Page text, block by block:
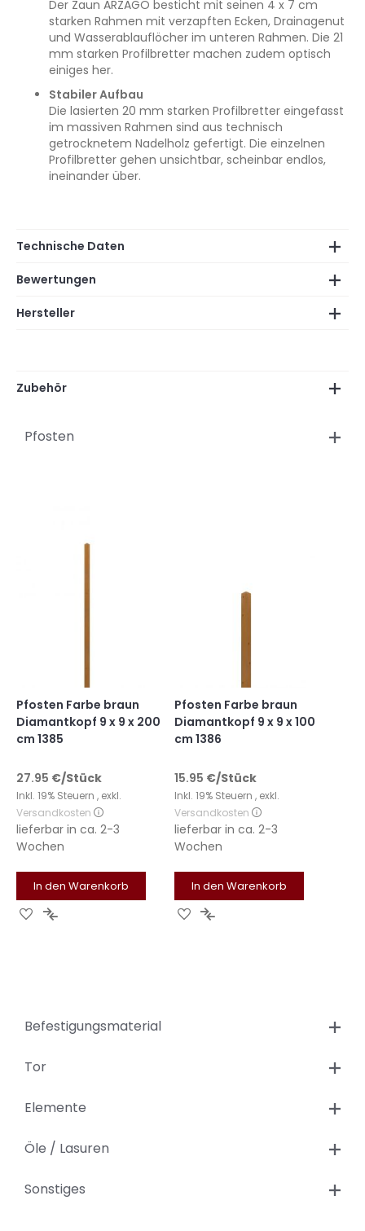
Der Zaun ARZAGO besticht mit seinen 4 x 7 cm
starken Rahmen mit verzapften Ecken, Drainagenut
und Wasserablauflöcher im unteren Rahmen. Die 21
mm starken Profilbretter machen zudem optisch
einiges her.
Stabiler Aufbau
Die lasierten 20 mm starken Profilbretter eingefasst
im massiven Rahmen sind aus technisch
getrocknetem Nadelholz gefertigt. Die einzelnen
Profilbretter gehen unsichtbar, scheinbar endlos,
ineinander über.
Technische Daten
Bewertungen
Hersteller
Zubehör
Pfosten
Pfosten Farbe braun
Diamantkopf 9 x 9 x 200
cm 1385
27.95 €/Stück
Inkl. 19% Steuern , exkl.
Versandkosten
lieferbar in ca. 2-3
Wochen
In den Warenkorb
Zur Zur
Pfosten Farbe braun
Diamantkopf 9 x 9 x 100
cm 1386
15.95 €/Stück
Inkl. 19% Steuern , exkl.
Versandkosten
lieferbar in ca. 2-3
Wochen
In den Warenkorb
Zur Zur
Befestigungsmaterial
Tor
Elemente
Öle / Lasuren
Sonstiges